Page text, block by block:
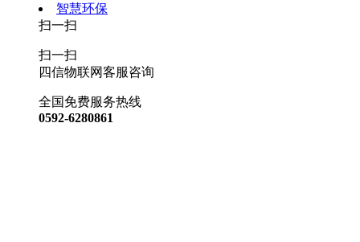
智慧环保
扫一扫
扫一扫
四信物联网客服咨询
全国免费服务热线
0592-6280861